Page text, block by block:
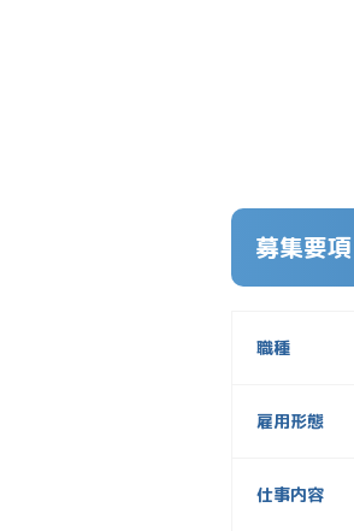
募集要項
職種
雇用形態
仕事内容